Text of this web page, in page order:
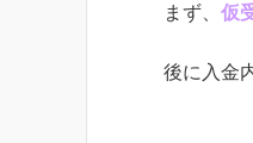
まず、 仮
後に入金